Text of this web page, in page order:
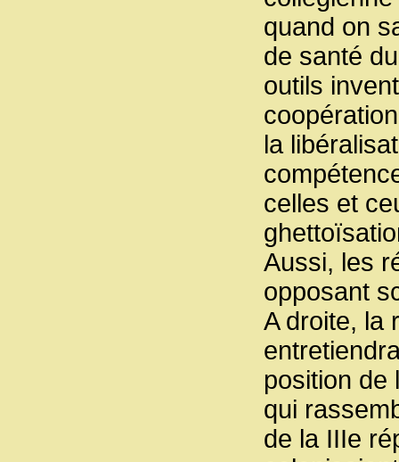
quand on
de santé
outils
la
celles et
Aussi, les
opposant
A droite, la
position de
qui
de la IIIe